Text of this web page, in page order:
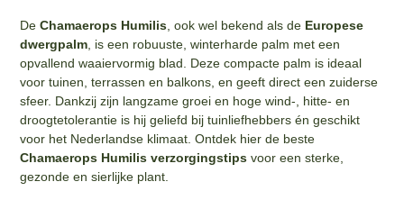
DeChamaerops Humilis , ook wel bekend als de Europese
dwergpalm , is een robuuste, winterharde palm met een
opvallend waaiervormig blad. Deze compacte palm is ideaal
voor tuinen, terrassen en balkons, en geeft direct een zuiderse
sfeer. Dankzij zijn langzame groei en hoge wind-, hitte- en
droogtetolerantie is hij geliefd bij tuinliefhebbers én geschikt
voor het Nederlandse klimaat. Ontdek hier de beste
Chamaerops Humilis verzorgingstips voor een sterke,
gezonde en sierlijke plant.